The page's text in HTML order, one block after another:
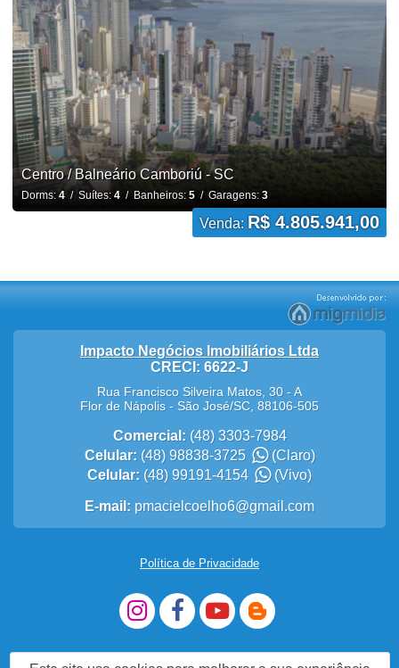
Centro / Balneário Camboriú - SC
Dorms: 4/ Suítes: 4/ Banheiros: 5/ Garagens: 3
Venda: R$ 4.805.941,00
Impacto Negócios Imobiliários Ltda
CRECI: 6622-J
Rua Francisco Silveira Matos, 30 - A
Flor de Nápolis - São José/SC 88106-505
Comercial: (48) 3303-7984
Celular: (48) 98838-3725
(Claro)
Celular: (48) 99191-4154 (Vivo)
E-mail: pmacielcoelho6@gmail.com
Política de Privacidade